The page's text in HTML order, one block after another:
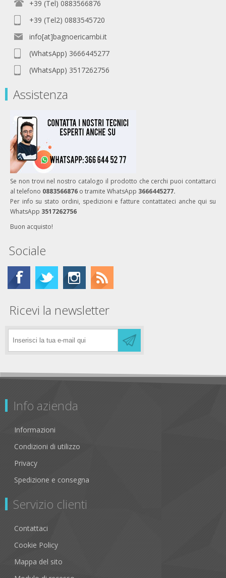
+39 (Tel) 0883566876
+39 (Tel2) 0883545720
info[at]bagnoericambi.it
(WhatsApp) 3666445277
(WhatsApp) 3517262756
Assistenza
Se non trovi nel nostro catalogo il prodotto che cerchi puoi contattarci
al telefono 0883566876 o tramite WhatsApp 3666445277.
Per info su stato ordini, spedizioni e fatture contattateci anche qui su
WhatsApp 3517262756
Buon acquisto!
Sociale
Ricevi la newsletter
Info azienda
Informazioni
Condizioni di utilizzo
Privacy
Spedizione e consegna
Servizio clienti
Contattaci
Cookie Policy
Mappa del sito